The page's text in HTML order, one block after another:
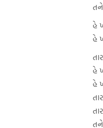
હે
હે
હે
હે